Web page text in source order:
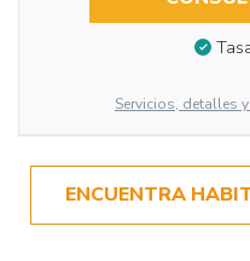
Servicios, detalles
ENCUENTRA